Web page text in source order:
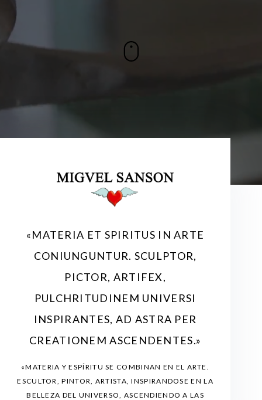
d
o
«MATERIA ET SPIRITUS IN ARTE
CONIUNGUNTUR. SCULPTOR,
PICTOR, ARTIFEX,
PULCHRITUDINEM UNIVERSI
INSPIRANTES, AD ASTRA PER
CREATIONEM ASCENDENTES.»
«MATERIA Y ESPÍRITU SE COMBINAN EN EL ARTE.
ESCULTOR, PINTOR, ARTISTA, INSPIRANDOSE EN LA
BELLEZA DEL UNIVERSO, ASCENDIENDO A LAS